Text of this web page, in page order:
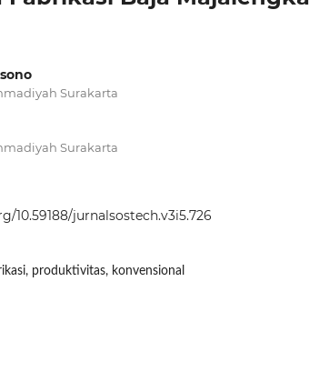
Surakarta
Surakarta
10.59188/jurnalsostech.v3i5.726
produktivitas, konvensional